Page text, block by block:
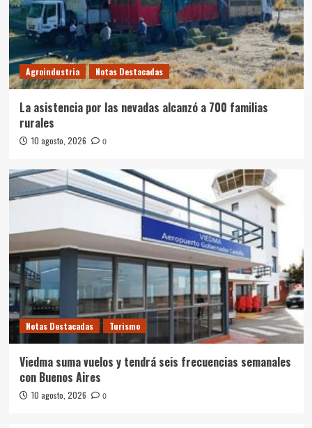
Agroindustria Notas Destacadas
La asistencia por las nevadas alcanzó a 700 familias
rurales
10 agosto, 2026 0
Notas Destacadas Turismo
Viedma suma vuelos y tendrá seis frecuencias semanales
con Buenos Aires
10 agosto, 2026 0